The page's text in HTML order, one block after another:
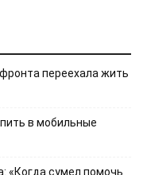
переехала жить
в мобильные
«Когда сумел помочь